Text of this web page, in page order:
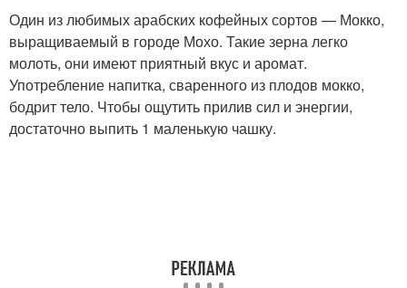
Один из любимых арабских кофейных сортов — Мокко,
выращиваемый в городе Мохо. Такие зерна легко
молоть, они имеют приятный вкус и аромат.
Употребление напитка, сваренного из плодов мокко,
бодрит тело. Чтобы ощутить прилив сил и энергии,
достаточно выпить 1 маленькую чашку.